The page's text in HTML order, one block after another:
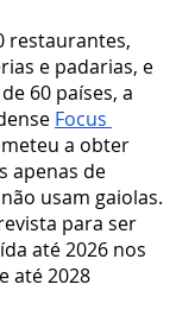
restaurantes,
e padarias, e
60 países, a
Focus
a obter
apenas de
usam gaiolas.
para ser
até 2026 nos
até 2028